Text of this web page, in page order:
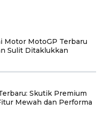
Motor MotoGP Terbaru
Sulit Ditaklukkan
Skutik Premium
Mewah dan Performa